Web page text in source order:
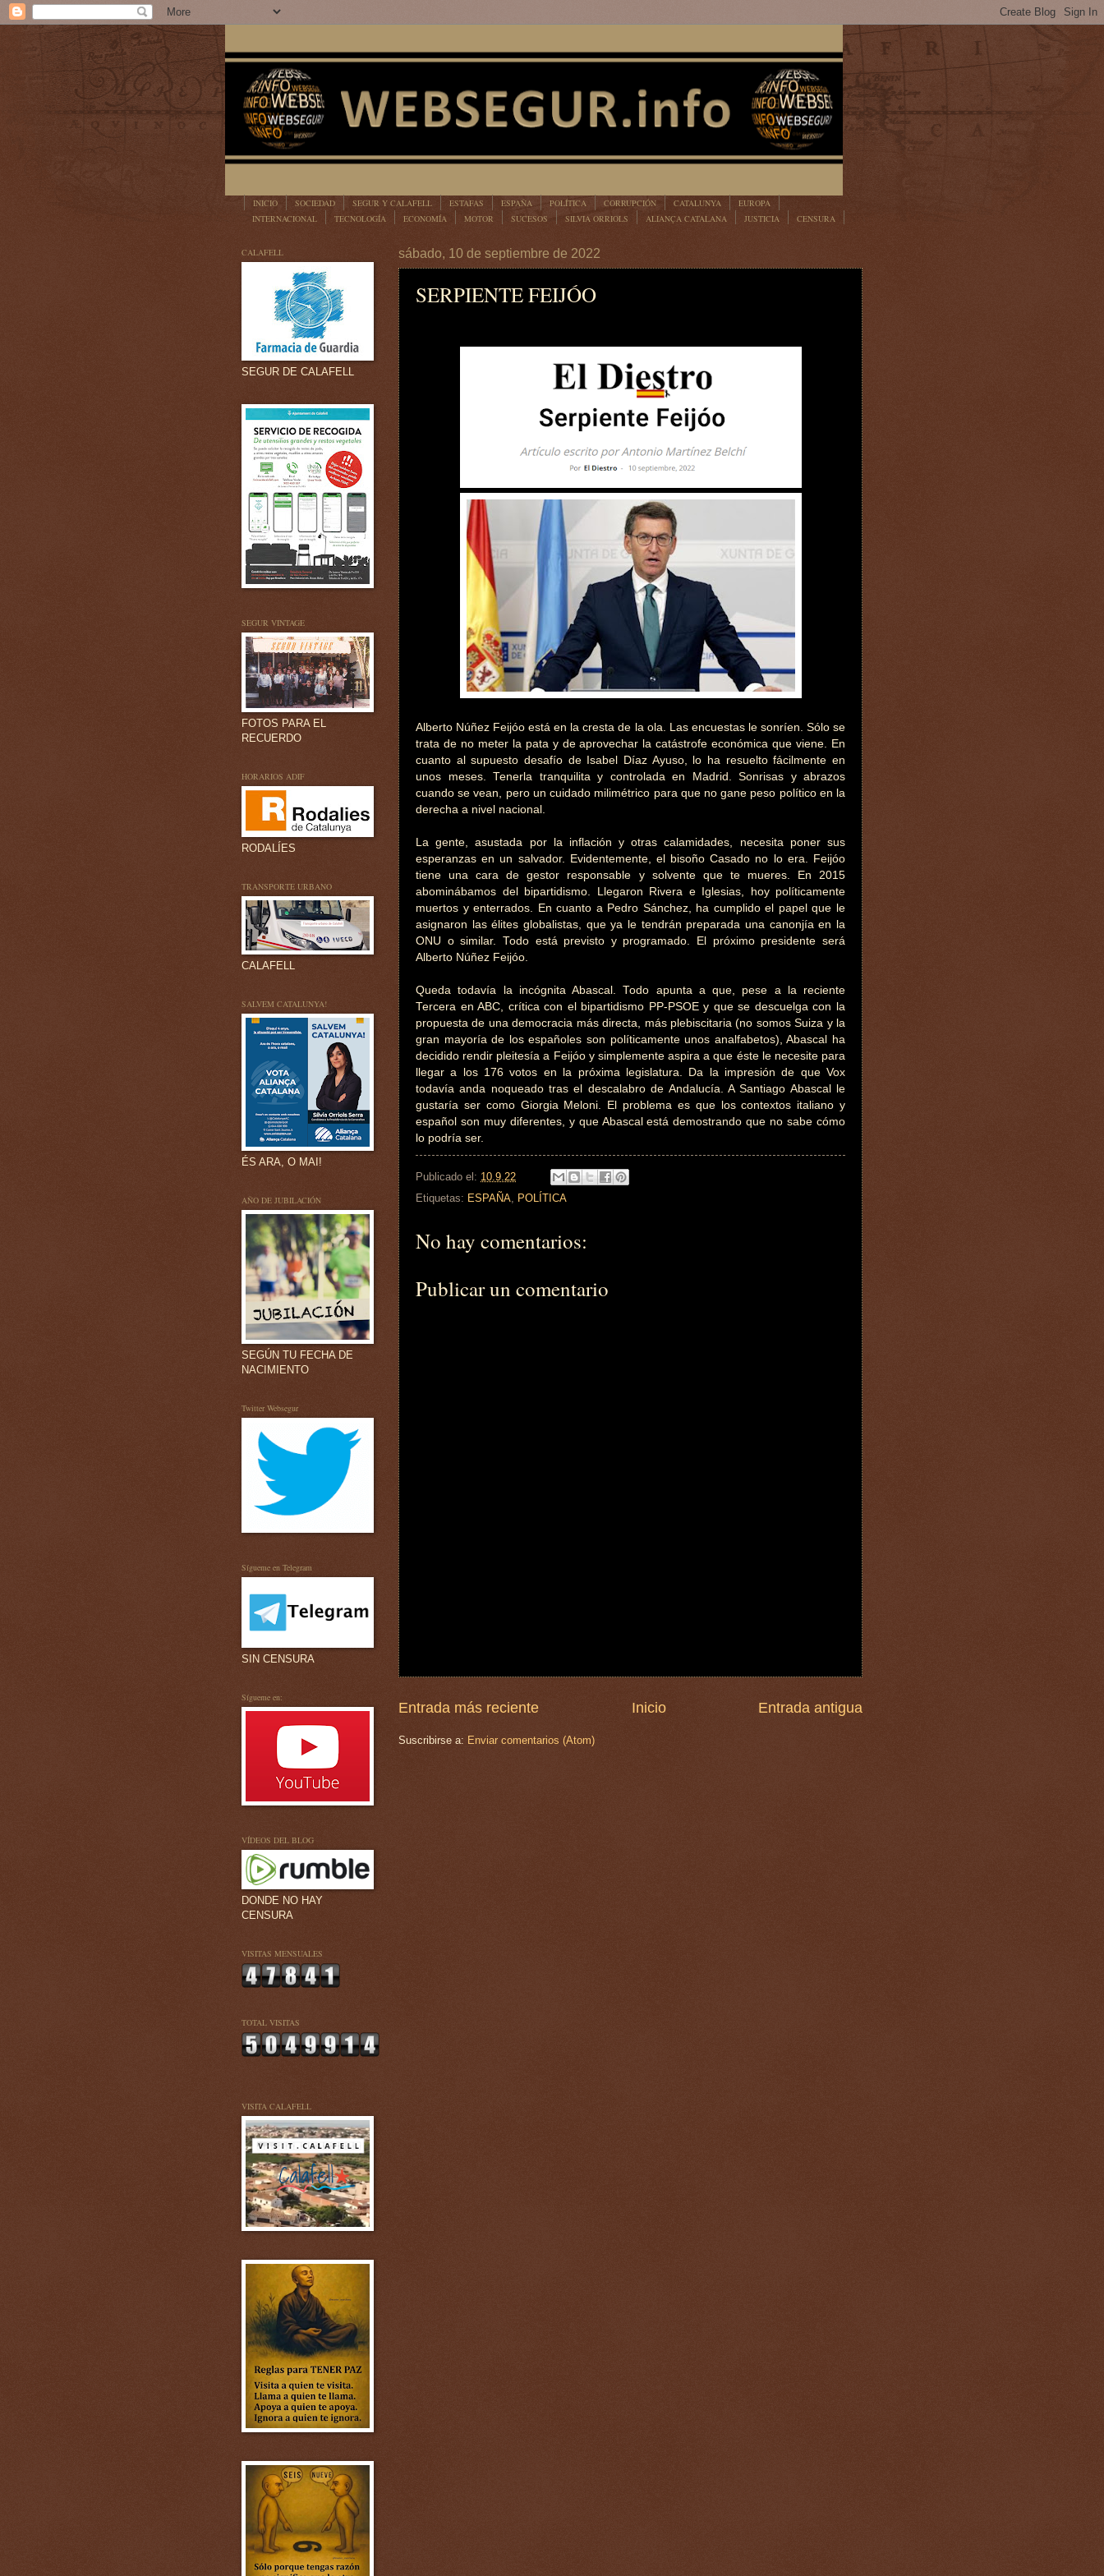
INICIO SOCIEDAD SEGUR Y CALAFELL ESTAFAS ESPAÑA POLÍTICA CORRUPCIÓN CATALUNYA
EUROPA
INTERNACIONAL
TECNOLOGÍA ECONOMÍA MOTOR SUCESOS SILVIA ORRIOLS ALIANÇA CATALANA JUSTICIA
CENSURA
sábado, 10 de septiembre de 2022
SERPIENTE FEIJÓO
Alberto Núñez Feijóo está en la cresta de la ola. Las encuestas le sonríen. Sólo se
trata de no meter la pata y de aprovechar la catástrofe económica que viene. En
cuanto al supuesto desafío de Isabel Díaz Ayuso, lo ha resuelto fácilmente en
unos meses. Tenerla tranquilita y controlada en Madrid. Sonrisas y abrazos
cuando se vean, pero un cuidado milimétrico para que no gane peso político en la
derecha a nivel nacional.
La gente, asustada por la inflación y otras calamidades, necesita poner sus
esperanzas en un salvador. Evidentemente, el bisoño Casado no lo era. Feijóo
tiene una cara de gestor responsable y solvente que te mueres. En 2015
abominábamos del bipartidismo. Llegaron Rivera e Iglesias, hoy políticamente
muertos y enterrados. En cuanto a Pedro Sánchez, ha cumplido el papel que le
asignaron las élites globalistas, que ya le tendrán preparada una canonjía en la
ONU o similar. Todo está previsto y programado. El próximo presidente será
Alberto Núñez Feijóo.
Queda todavía la incógnita Abascal. Todo apunta a que, pese a la reciente
Tercera en ABC, crítica con el bipartidismo PP-PSOE y que se descuelga con la
propuesta de una democracia más directa, más plebiscitaria (no somos Suiza y la
gran mayoría de los españoles son políticamente unos analfabetos), Abascal ha
decidido rendir pleitesía a Feijóo y simplemente aspira a que éste le necesite para
llegar a los 176 votos en la próxima legislatura. Da la impresión de que Vox
todavía anda noqueado tras el descalabro de Andalucía. A Santiago Abascal le
gustaría ser como Giorgia Meloni. El problema es que los contextos italiano y
español son muy diferentes, y que Abascal está demostrando que no sabe cómo
lo podría ser.
Publicado el: 10.9.22
Etiquetas: ESPAÑA, POLÍTICA
No hay comentarios:
Publicar un comentario
Entrada más reciente Entrada antigua
Inicio
Suscribirse a: Enviar comentarios (Atom)
CALAFELL
SEGUR DE CALAFELL
SEGUR VINTAGE
FOTOS PARA EL
RECUERDO
HORARIOS ADIF
RODALÍES
TRANSPORTE URBANO
CALAFELL
SALVEM CATALUNYA!
ÉS ARA, O MAI!
AÑO DE JUBILACIÓN
SEGÚN TU FECHA DE
NACIMIENTO
Twitter Websegur
Sígueme en Telegram
SIN CENSURA
Sígueme en:
VÍDEOS DEL BLOG
DONDE NO HAY
CENSURA
VISITAS MENSUALES
TOTAL VISITAS
VISITA CALAFELL